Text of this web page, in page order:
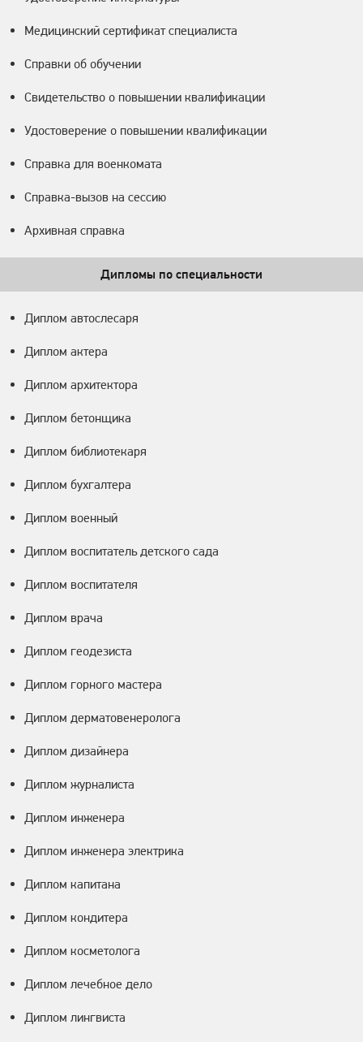
Медицинский сертификат специалиста
Справки об обучении
Свидетельство о повышении квалификации
Удостоверение о повышении квалификации
Справка для военкомата
Справка-вызов на сессию
Архивная справка
Дипломы по специальности
Диплом автослесаря
Диплом актера
Диплом архитектора
Диплом бетонщика
Диплом библиотекаря
Диплом бухгалтера
Диплом военный
Диплом воспитатель детского сада
Диплом воспитателя
Диплом врача
Диплом геодезиста
Диплом горного мастера
Диплом дерматовенеролога
Диплом дизайнера
Диплом журналиста
Диплом инженера
Диплом инженера электрика
Диплом капитана
Диплом кондитера
Диплом косметолога
Диплом лечебное дело
Диплом лингвиста